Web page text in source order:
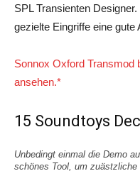
SPL Transienten
gezielte Eingriffe eine
Sonnox Oxford Transmod
ansehen.*
15 Soundtoys
Unbedingt einmal die Demo
schönes Tool, um zuästzliche